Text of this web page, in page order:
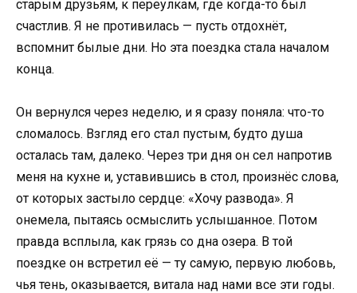
старым друзьям, к переулкам, где когда-то был
счастлив. Я не противилась — пусть отдохнёт,
вспомнит былые дни. Но эта поездка стала началом
конца.
Он вернулся через неделю, и я сразу поняла: что-то
сломалось. Взгляд его стал пустым, будто душа
осталась там, далеко. Через три дня он сел напротив
меня на кухне и, уставившись в стол, произнёс слова,
от которых застыло сердце: «Хочу развода». Я
онемела, пытаясь осмыслить услышанное. Потом
правда всплыла, как грязь со дна озера. В той
поездке он встретил её — ту самую, первую любовь,
чья тень, оказывается, витала над нами все эти годы.